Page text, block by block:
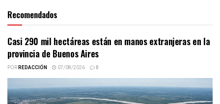
Recomendados
Casi 290 mil hectáreas están en manos extranjeras en la
provincia de Buenos Aires
PORREDACCIÓN 07/08/2026 0